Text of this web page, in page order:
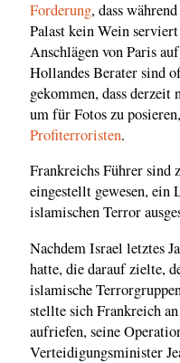
Forderung, dass
Palast kein Wein
Anschlägen von Paris
Hollandes Berater sind
gekommen, dass
um für Fotos zu
Profiterroristen.
Frankreichs Führer sind
eingestellt gewesen, ein
islamischen Terror
Nachdem Israel letztes
hatte, die darauf zielte,
islamische
stellte sich Frankreich
aufriefen, seine
Verteidigungsminister